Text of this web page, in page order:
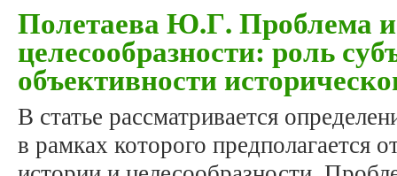
Полетаева Ю.Г. Проблема
целесообразности: роль
объективности
В статье рассматривается
в рамках которого предполагается